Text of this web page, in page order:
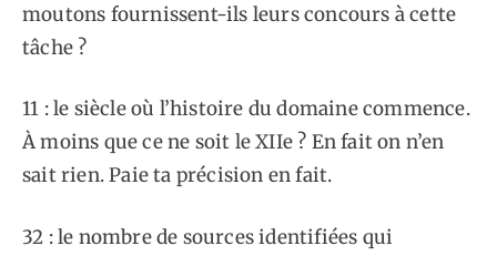
moutons fournissent-ils leurs concours à cette
tâche ?
11 : le siècle où l’histoire du domaine commence.
À moins que ce ne soit le XIIe ? En fait on n’en
sait rien. Paie ta précision en fait.
32 : le nombre de sources identifiées qui